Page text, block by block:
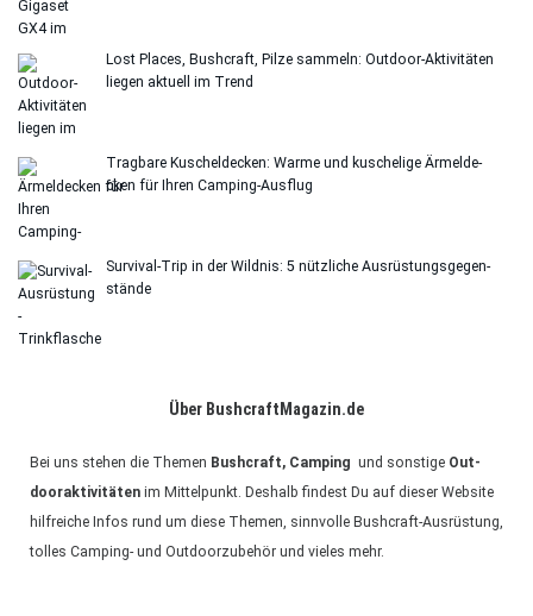
Lost Places, Bush­craft, Pilze sam­meln: Out­door-Akti­vi­tä­ten
lie­gen aktu­ell im Trend
Trag­bare Kuschel­de­cken: Warme und kusche­lige Ärmel­de­
cken für Ihren Cam­ping-Aus­flug
Sur­vi­val-Trip in der Wild­nis: 5 nütz­li­che Aus­rüs­tungs­ge­gen­
stände
Über BushcraftMagazin.de
Bei uns ste­hen die The­men Bush­craft, Cam­ping und sons­tige Out­
door­ak­ti­vi­tä­ten im Mit­tel­punkt. Des­halb fin­dest Du auf die­ser Web­site
hilf­rei­che Infos rund um diese The­men, sinn­volle Bush­craft-Aus­rüs­tung,
tol­les Cam­ping- und Out­door­zu­be­hör und vie­les mehr.